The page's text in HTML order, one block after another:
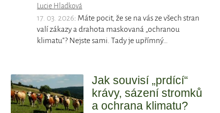
Lucie Hladková
17. 03. 2026: Máte pocit, že se na vás ze všech stran
valí zákazy a drahota maskovaná „ochranou
klimatu“? Nejste sami. Tady je upřímný…
Jak souvisí „prdící“
krávy, sázení stromků
a ochrana klimatu?